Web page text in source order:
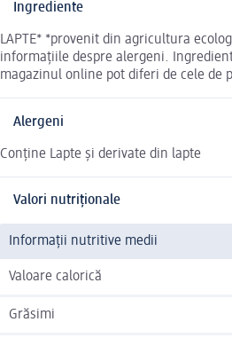
Ingrediente
LAPTE* *provenit din agricultura
informațiile despre alergeni.
magazinul online pot diferi de cele de
Alergeni
Conține Lapte și derivate din lapte
Valori nutriționale
Informații nutritive medii
Valoare calorică
Grăsimi